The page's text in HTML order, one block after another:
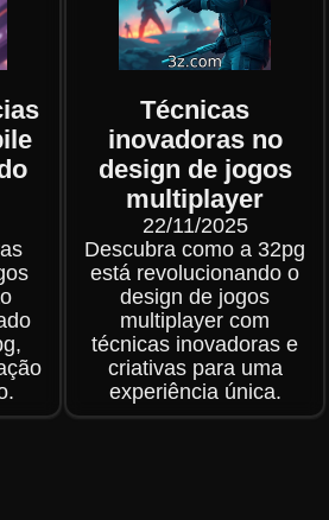
Técnicas
inovadoras no
design de jogos
multiplayer
22/11/2025
Descubra como a 32pg
está revolucionando o
design de jogos
multiplayer com
técnicas inovadoras e
criativas para uma
experiência única.